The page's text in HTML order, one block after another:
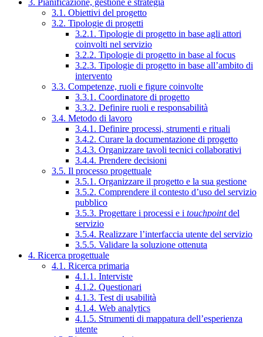
3. Pianificazione, gestione e strategia
3.1. Obiettivi del progetto
3.2. Tipologie di progetti
3.2.1. Tipologie di progetto in base agli attori
coinvolti nel servizio
3.2.2. Tipologie di progetto in base al focus
3.2.3. Tipologie di progetto in base all’ambito di
intervento
3.3. Competenze, ruoli e figure coinvolte
3.3.1. Coordinatore di progetto
3.3.2. Definire ruoli e responsabilità
3.4. Metodo di lavoro
3.4.1. Definire processi, strumenti e rituali
3.4.2. Curare la documentazione di progetto
3.4.3. Organizzare tavoli tecnici collaborativi
3.4.4. Prendere decisioni
3.5. Il processo progettuale
3.5.1. Organizzare il progetto e la sua gestione
3.5.2. Comprendere il contesto d’uso del servizio
pubblico
3.5.3. Progettare i processi e i touchpointdel
servizio
3.5.4. Realizzare l’interfaccia utente del servizio
3.5.5. Validare la soluzione ottenuta
4. Ricerca progettuale
4.1. Ricerca primaria
4.1.1. Interviste
4.1.2. Questionari
4.1.3. Test di usabilità
4.1.4. Web analytics
4.1.5. Strumenti di mappatura dell’esperienza
utente